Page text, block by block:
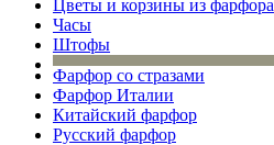
Цветы и корзины из фарфора
Часы
Штофы
Фарфор со стразами
Фарфор Италии
Китайский фарфор
Русский фарфор